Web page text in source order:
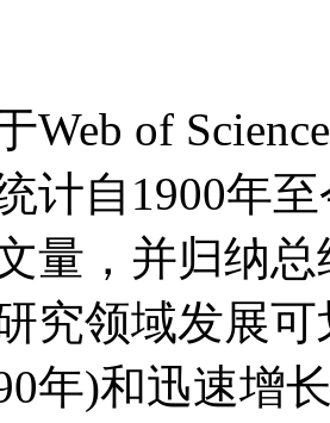
Web of
计自1900年
量，并归纳
究领域发展
年)和迅速增